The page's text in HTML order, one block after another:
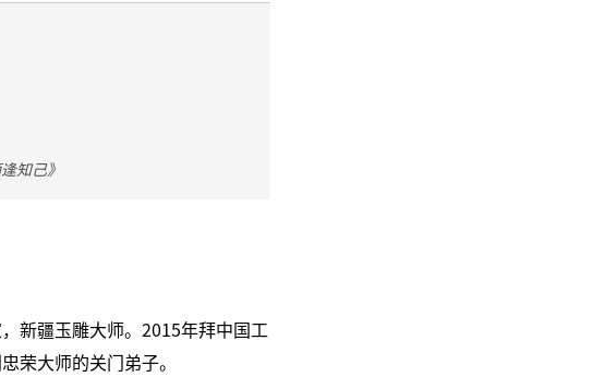
知己》
新疆玉雕大师。2015年拜中国工
荣大师的关门弟子。